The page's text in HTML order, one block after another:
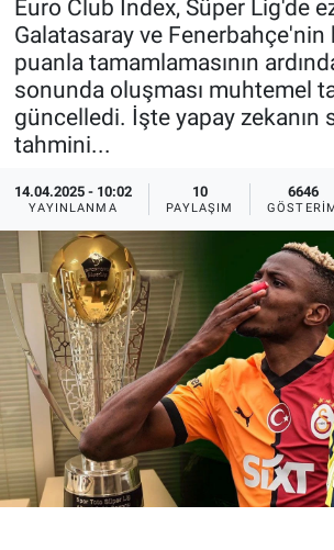
Euro Club Index, Süper Lig'de
Galatasaray ve Fenerbahçe'nin
puanla tamamlamasının
sonunda oluşması muhtemel
güncelledi. İşte yapay zekanın
tahmini...
14.04.2025 - 10:02
YAYINLANMA
10
PAYLAŞIM
6646
Ege Saati
Ege'den Esintiler
Eğitim
Eğlence
Ekonomi
Forum
Gerçeğin İzinde
Gün Başlıyor
Gün Bitiyor
Yayın Akışı
İletişim
Haber Arşivi